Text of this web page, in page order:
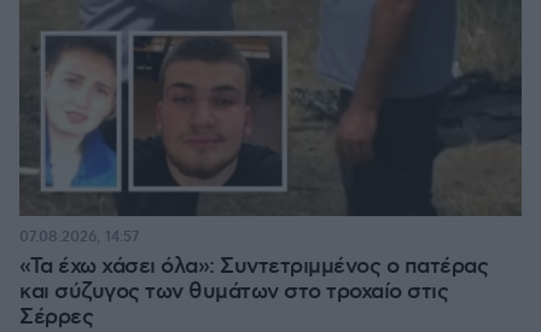
«Τα έχω χάσει όλα»: Συντετριμμένος ο πατέρας
και σύζυγος των θυμάτων στο τροχαίο στις
Σέρρες
07.08.2026, 14:57